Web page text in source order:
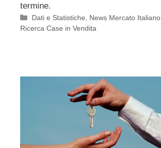
termine.
Categorie
Dati e Statistiche News Mercato Italiano
Ricerca Case in Vendita